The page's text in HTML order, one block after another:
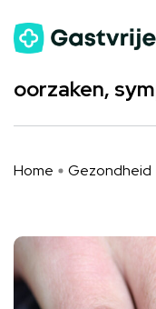
Gezondheid
Alles wat je
oorzaken,
Home Gezondheid